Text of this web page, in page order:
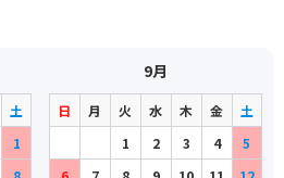
土
1
9月
日 月 火 水 木 金
土
1
2 3 4
5